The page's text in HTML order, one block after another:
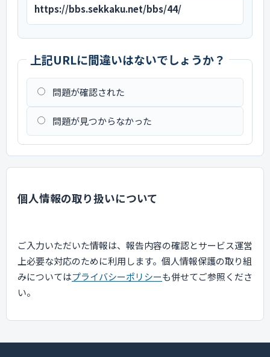
https://bbs.sekkaku.net/bbs/44/
上記URLに間違いはないでしょうか？
問題が確認された
問題が見つからなかった
個人情報の取り扱いについて
ご入力いただいた情報は、報告内容の確認とサービス運営
上必要な対応のために利用します。個人情報保護の取り組
みについてはプライバシーポリシーも併せてご参照くださ
い。